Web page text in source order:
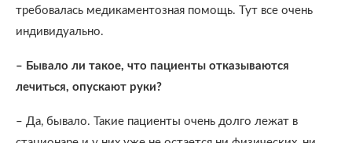
требовалась медикаментозная помощь. Тут все очень
индивидуально.
– Бывало ли такое, что пациенты отказываются
лечиться, опускают руки?
– Да, бывало. Такие пациенты очень долго лежат в